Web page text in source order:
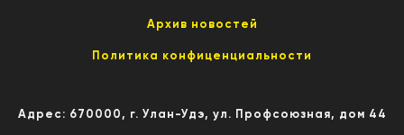
Архив новостей
Политика конфиценциальности
Адрес: 670000, г. Улан-Удэ, ул. Профсоюзная, дом 44